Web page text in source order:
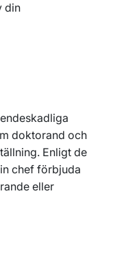
din
doktorand och
Enligt de
chef förbjuda
eller